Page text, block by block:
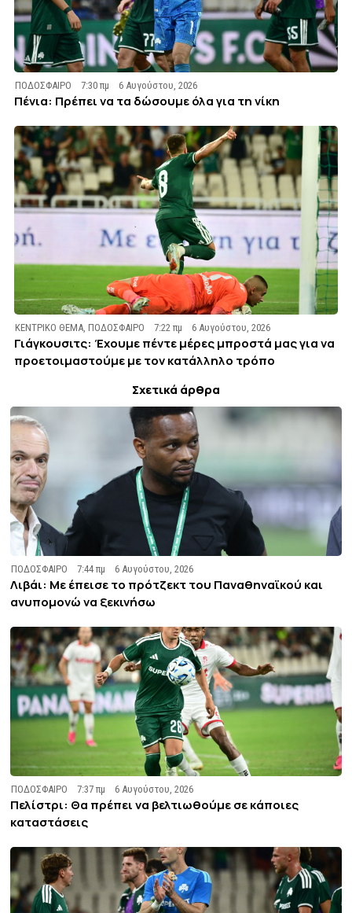
ΠΟΔΟΣΦΑΙΡΟ 7:30 πμ 6 Αυγούστου, 2026
Πένια: Πρέπει να τα δώσουμε όλα για τη νίκη
ΚΕΝΤΡΙΚΟ ΘΕΜΑ ,ΠΟΔΟΣΦΑΙΡΟ 7:22 πμ 6 Αυγούστου, 2026
Γιάγκουσιτς: Έχουμε πέντε μέρες μπροστά μας για να
προετοιμαστούμε με τον κατάλληλο τρόπο
Σχετικά άρθρα
ΠΟΔΟΣΦΑΙΡΟ 7:44 πμ 6 Αυγούστου, 2026
Λιβάι: Με έπεισε το πρότζεκτ του Παναθηναϊκού και
ανυπομονώ να ξεκινήσω
ΠΟΔΟΣΦΑΙΡΟ 7:37 πμ 6 Αυγούστου, 2026
Πελίστρι: Θα πρέπει να βελτιωθούμε σε κάποιες
καταστάσεις